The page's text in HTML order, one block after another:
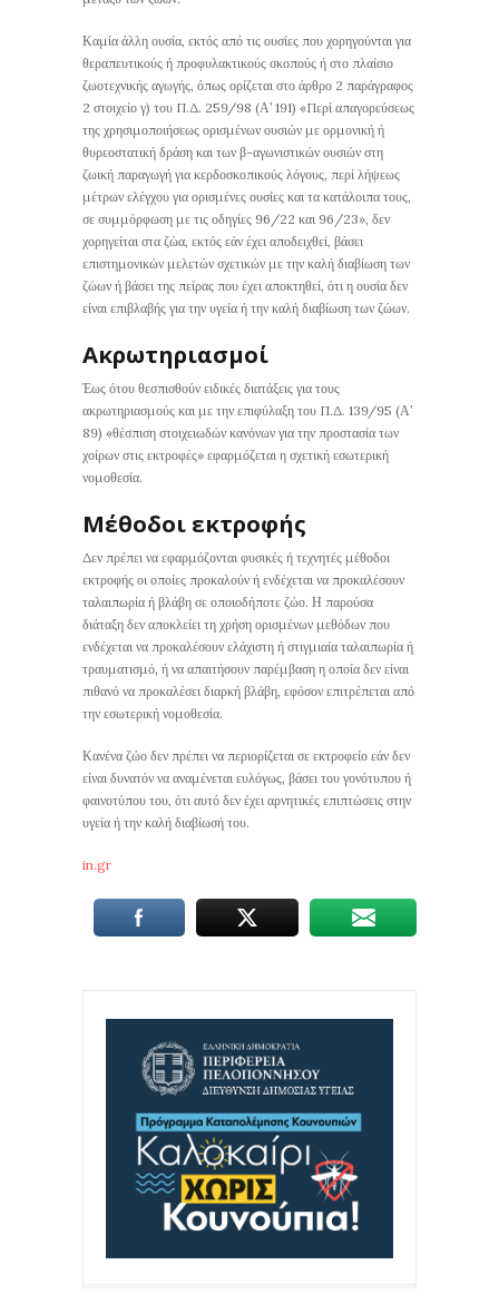
Καμία άλλη ουσία, εκτός από τις ουσίες που χορηγούνται για
θεραπευτικούς ή προφυλακτικούς σκοπούς ή στο πλαίσιο
ζωοτεχνικής αγωγής, όπως ορίζεται στο άρθρο 2 παράγραφος
2 στοιχείο γ) του Π.Δ. 259/98 (Α’ 191) «Περί απαγορεύσεως
της χρησιμοποιήσεως ορισμένων ουσιών με ορμονική ή
θυρεοστατική δράση και των β-αγωνιστικών ουσιών στη
ζωική παραγωγή για κερδοσκοπικούς λόγους, περί λήψεως
μέτρων ελέγχου για ορισμένες ουσίες και τα κατάλοιπα τους,
σε συμμόρφωση με τις οδηγίες 96/22 και 96/23», δεν
χορηγείται στα ζώα, εκτός εάν έχει αποδειχθεί, βάσει
επιστημονικών μελετών σχετικών με την καλή διαβίωση των
ζώων ή βάσει της πείρας που έχει αποκτηθεί, ότι η ουσία δεν
είναι επιβλαβής για την υγεία ή την καλή διαβίωση των ζώων.
Ακρωτηριασμοί
Έως ότου θεσπισθούν ειδικές διατάξεις για τους
ακρωτηριασμούς και με την επιφύλαξη του Π.Δ. 139/95 (Α’
89) «θέσπιση στοιχειωδών κανόνων για την προστασία των
χοίρων στις εκτροφές» εφαρμόζεται η σχετική εσωτερική
νομοθεσία.
Μέθοδοι εκτροφής
Δεν πρέπει να εφαρμόζονται φυσικές ή τεχνητές μέθοδοι
εκτροφής οι οποίες προκαλούν ή ενδέχεται να προκαλέσουν
ταλαιπωρία ή βλάβη σε οποιοδήποτε ζώο. Η παρούσα
διάταξη δεν αποκλείει τη χρήση ορισμένων μεθόδων που
ενδέχεται να προκαλέσουν ελάχιστη ή στιγμιαία ταλαιπωρία ή
τραυματισμό, ή να απαιτήσουν παρέμβαση η οποία δεν είναι
πιθανό να προκαλέσει διαρκή βλάβη, εφόσον επιτρέπεται από
την εσωτερική νομοθεσία.
Κανένα ζώο δεν πρέπει να περιορίζεται σε εκτροφείο εάν δεν
είναι δυνατόν να αναμένεται ευλόγως, βάσει του γονότυπου ή
φαινοτύπου του, ότι αυτό δεν έχει αρνητικές επιπτώσεις στην
υγεία ή την καλή διαβίωσή του.
in.gr